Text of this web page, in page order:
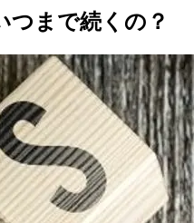
つまで続くの？